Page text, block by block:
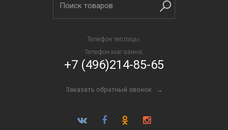
Телефон теплицы:
Телефон магазина:
+7 (496)214-85-65
Заказать обратный звонок →